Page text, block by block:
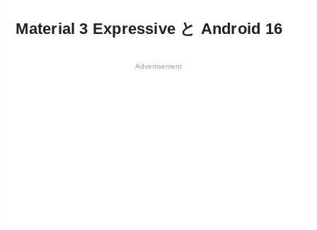
Material 3 Expressive と Android 16
Advertisement